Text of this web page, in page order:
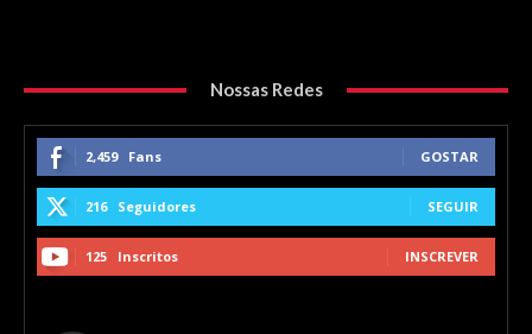
Nossas Redes
2,459 Fans GOSTAR
216 Seguidores SEGUIR
125 Inscritos INSCREVER